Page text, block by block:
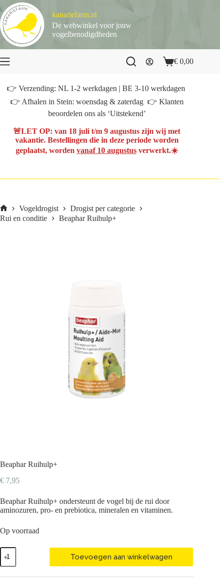
naar
de
inhoud
kanariefarm.nl
De webwinkel voor jouw
vogelbenodigdheden
Winkelwagen
€ 0,00
👉 Verzending: NL 1-2 werkdagen | BE 3-10 werkdagen
👉 Afhalen in Stein: woensdag & zaterdag 👉 Klanten
beoordelen ons als ‘Uitstekend’
🚨LET OP: van 18 juli t/m 9 augustus zijn wij met
vakantie. Bestellingen die in deze periode worden
geplaatst, worden vanaf 10 augustusverwerkt.☀️
Home
Vogeldrogist
Drogist per categorie
Rui en conditie
Beaphar Ruihulp+
Beaphar Ruihulp+
€ 7,95
Beaphar Ruihulp+ ondersteunt de vogel bij de rui door
aminozuren, pro- en prebiotica, mineralen en vitaminen.
Op voorraad
Beaphar
Ruihulp+
aantal
Toevoegen aan winkelwagen